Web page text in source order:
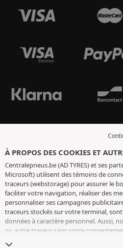
À PROPOS DES COOKIES ET
Centralepneus.be (AD TYRES) et ses
Microsoft) utilisent des témoins de
traceurs (webstorage) pour assurer le
faciliter votre navigation, réaliser des
personnaliser ses campagnes
traceurs stockés sur votre terminal,
données à caractère personnel. Aussi,
ou autre traceur sans votre